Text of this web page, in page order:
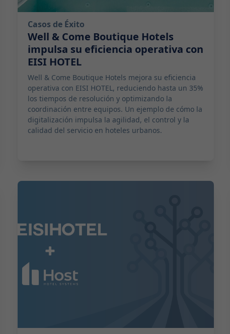
Casos de Éxito
Well & Come Boutique Hotels
impulsa su eficiencia operativa con
EISI HOTEL
Well & Come Boutique Hotels mejora su eficiencia
operativa con EISI HOTEL, reduciendo hasta un 35%
los tiempos de resolución y optimizando la
coordinación entre equipos. Un ejemplo de cómo la
digitalización impulsa la agilidad, el control y la
calidad del servicio en hoteles urbanos.